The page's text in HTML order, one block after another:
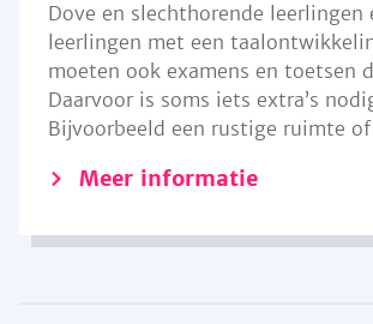
Dove en slechthorende leerlingen
leerlingen met een
moeten ook examens en toetsen
Daarvoor is soms iets extra’s
Bijvoorbeeld een rustige ruimte of
Meer informatie